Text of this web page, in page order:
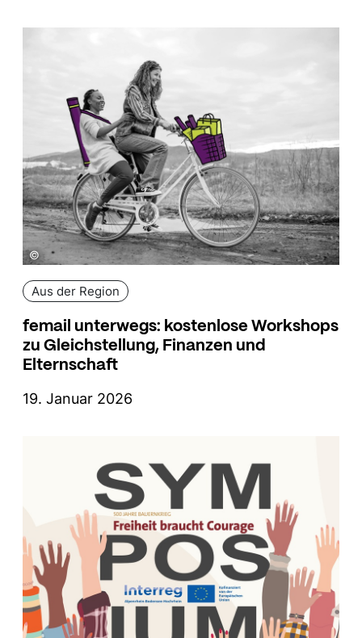
©
Aus der Region
femail unterwegs: kostenlose Workshops
zu Gleichstellung, Finanzen und
Elternschaft
19. Januar 2026